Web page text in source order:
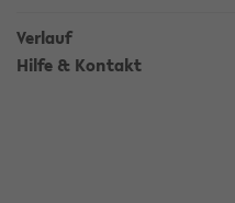
Verlauf
Hilfe & Kontakt